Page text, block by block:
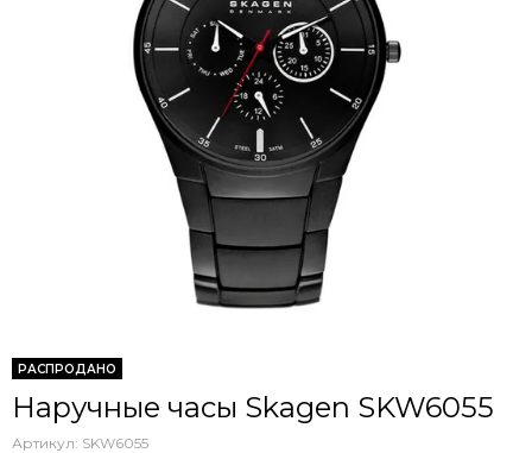
РАСПРОДАНО
Наручные часы Skagen SKW6055
Артикул: SKW6055